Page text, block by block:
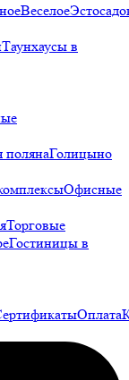
Веселое
Таунхаусы в
полянаГолицыно
Офисные
Торговые
Гостиницы в
Оплата